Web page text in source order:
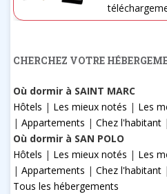
CHERCHEZ VOTRE
Où dormir à SAINT MARC
Hôtels | Les mieux notés | Les
| Appartements | Chez l'habitant |
Où dormir à SAN POLO
Hôtels | Les mieux notés | Les
| Appartements | Chez l'habitant |
Tous les hébergements